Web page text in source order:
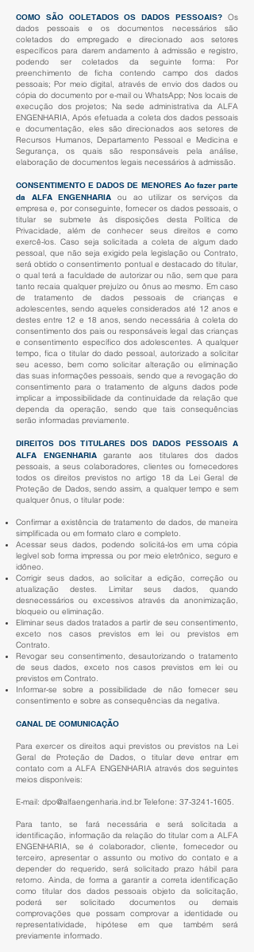
COMO SÃO COLETADOS OS DADOS PESSOAIS? Os
dados pessoais e os documentos necessários são
coletados do empregado e direcionado aos setores
específicos para darem andamento à admissão e registro,
podendo ser coletados da seguinte forma: Por
preenchimento de ficha contendo campo dos dados
pessoais; Por meio digital, através de envio dos dados ou
cópia do documento por e-mail ou WhatsApp; Nos locais de
execução dos projetos; Na sede administrativa da ALFA
ENGENHARIA, Após efetuada a coleta dos dados pessoais
e documentação, eles são direcionados aos setores de
Recursos Humanos, Departamento Pessoal e Medicina e
Segurança, os quais são responsáveis pela análise,
elaboração de documentos legais necessários à admissão.
CONSENTIMENTO E DADOS DE MENORES Ao fazer parte
da ALFA ENGENHARIA ou ao utilizar os serviços da
empresa e, por conseguinte, fornecer os dados pessoais, o
titular se submete às disposições desta Política de
Privacidade, além de conhecer seus direitos e como
exercê-los. Caso seja solicitada a coleta de algum dado
pessoal, que não seja exigido pela legislação ou Contrato,
será obtido o consentimento pontual e destacado do titular,
o qual terá a faculdade de autorizar ou não, sem que para
tanto recaia qualquer prejuízo ou ônus ao mesmo. Em caso
de tratamento de dados pessoais de crianças e
adolescentes, sendo aqueles considerados até 12 anos e
destes entre 12 e 18 anos, sendo necessária à coleta do
consentimento dos pais ou responsáveis legal das crianças
e consentimento específico dos adolescentes. A qualquer
tempo, fica o titular do dado pessoal, autorizado a solicitar
seu acesso, bem como solicitar alteração ou eliminação
das suas informações pessoais, sendo que a revogação do
consentimento para o tratamento de alguns dados pode
implicar a impossibilidade da continuidade da relação que
dependa da operação, sendo que tais consequências
serão informadas previamente.
DIREITOS DOS TITULARES DOS DADOS PESSOAIS A
ALFA ENGENHARIAgarante aos titulares dos dados
pessoais, a seus colaboradores, clientes ou fornecedores
todos os direitos previstos no artigo 18 da Lei Geral de
Proteção de Dados, sendo assim, a qualquer tempo e sem
qualquer ônus, o titular pode:
Confirmar a existência de tratamento de dados, de maneira
simplificada ou em formato claro e completo.
Acessar seus dados, podendo solicitá-los em uma cópia
legível sob forma impressa ou por meio eletrônico, seguro e
idôneo.
Corrigir seus dados, ao solicitar a edição, correção ou
atualização destes. Limitar seus dados, quando
desnecessários ou excessivos através da anonimização,
bloqueio ou eliminação.
Eliminar seus dados tratados a partir de seu consentimento,
exceto nos casos previstos em lei ou previstos em
Contrato.
Revogar seu consentimento, desautorizando o tratamento
de seus dados, exceto nos casos previstos em lei ou
previstos em Contrato.
Informar-se sobre a possibilidade de não fornecer seu
consentimento e sobre as consequências da negativa.
CANAL DE COMUNICAÇÃO
Para exercer os direitos aqui previstos ou previstos na Lei
Geral de Proteção de Dados, o titular deve entrar em
contato com a ALFA ENGENHARIA através dos seguintes
meios disponíveis:
E-mail: dpo@alfaengenharia.ind.br Telefone: 37-3241-1605.
Para tanto, se fará necessária e será solicitada a
identificação, informação da relação do titular com a ALFA
ENGENHARIA, se é colaborador, cliente, fornecedor ou
terceiro, apresentar o assunto ou motivo do contato e a
depender do requerido, será solicitado prazo hábil para
retorno. Ainda, de forma a garantir a correta identificação
como titular dos dados pessoais objeto da solicitação,
poderá ser solicitado documentos ou demais
comprovações que possam comprovar a identidade ou
representatividade, hipótese em que também será
previamente informado.